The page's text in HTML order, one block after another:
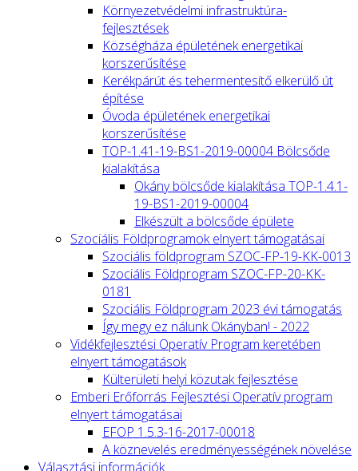
Környezetvédelmi infrastruktúra-
fejlesztések
Községháza épületének energetikai
korszerűsítése
Kerékpárút és tehermentesítő elkerülő út
építése
Óvoda épületének energetikai
korszerűsítése
TOP-1.41-19-BS1-2019-00004 Bölcsőde
kialakítása
Okány bölcsőde kialakítása TOP-1.4.1-
19-BS1-2019-00004
Elkészült a bölcsőde épülete
Szociális Földprogramok elnyert támogatásai
Szociális földprogram SZOC-FP-19-KK-0013
Szociális Földprogram SZOC-FP-20-KK-
0181
Szociális Földprogram 2023 évi támogatás
Így megy ez nálunk Okányban! - 2022
Vidékfejlesztési Operatív Program keretében
elnyert támogatások
Külterületi helyi közutak fejlesztése
Emberi Erőforrás Fejlesztési Operatív program
elnyert támogatásai
EFOP 1.5.3-16-2017-00018
A köznevelés eredményességének növelése
Választási információk